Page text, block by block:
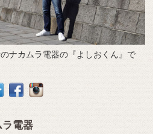
ナカムラ電器の『よしおくん』で
ラ電器